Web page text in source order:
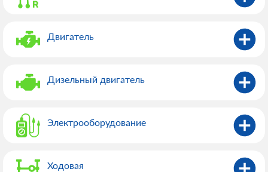
Двигатель
Дизельный двигатель
Электрооборудованиe
Ходовая